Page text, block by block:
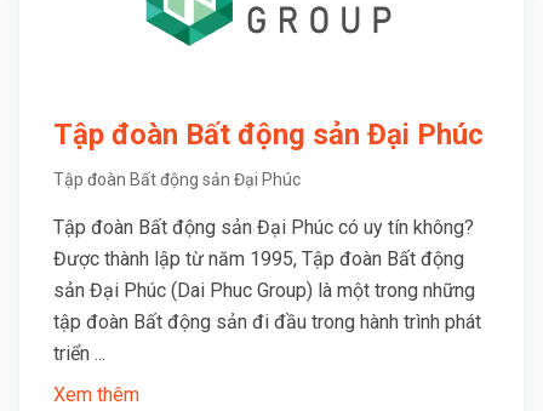
Tập đoàn Bất động sản Đại Phúc
Tập đoàn Bất động sản Đại Phúc
Tập đoàn Bất động sản Đại Phúc có uy tín không?
Được thành lập từ năm 1995, Tập đoàn Bất động
sản Đại Phúc (Dai Phuc Group) là một trong những
tập đoàn Bất động sản đi đầu trong hành trình phát
triển ...
Xem thêm